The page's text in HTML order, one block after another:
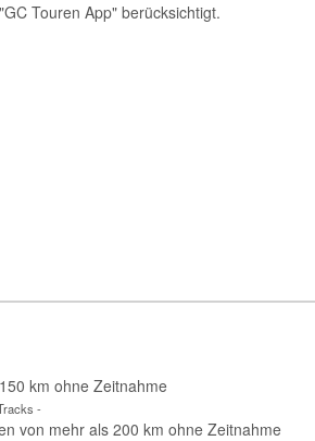
Touren App" berücksichtigt.
km ohne Zeitnahme
-
von mehr als 200 km ohne Zeitnahme